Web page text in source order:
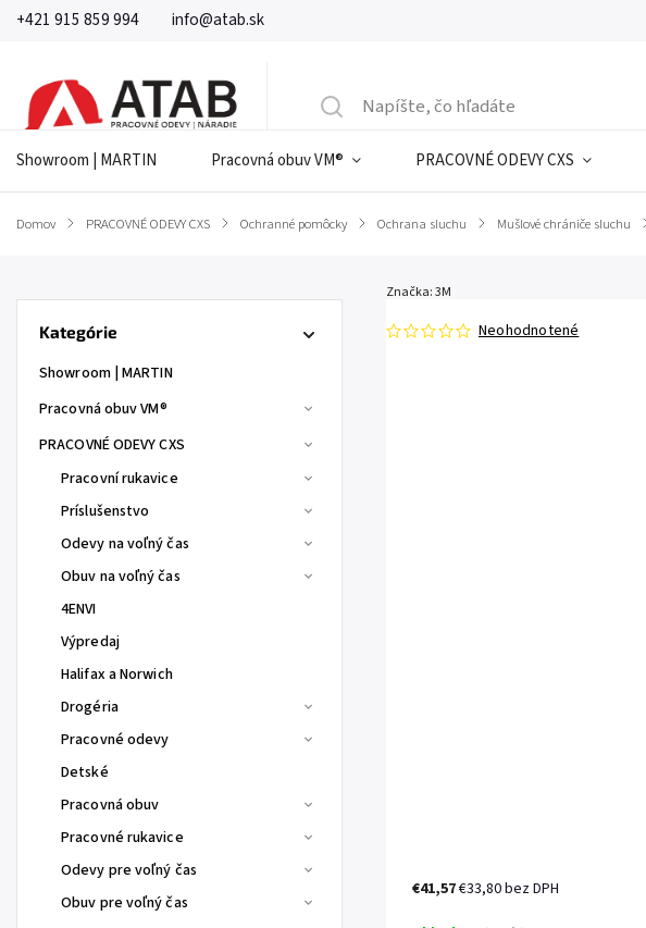
+421 915 859 994 info@atab.sk
Showroom | MARTIN Pracovná obuv VM® PRACOVNÉ ODEVY CXS
Domov / PRACOVNÉ ODEVY CXS / Ochranné pomôcky / Ochrana sluchu / Mušlové chrániče sluchu /
Kategórie
Showroom | MARTIN
Pracovná obuv VM®
PRACOVNÉ ODEVY CXS
Pracovní rukavice
Príslušenstvo
Odevy na voľný čas
Obuv na voľný čas
4ENVI
Výpredaj
Halifax a Norwich
Drogéria
Pracovné odevy
Detské
Pracovná obuv
Pracovné rukavice
Odevy pre voľný čas
Obuv pre voľný čas
Neohodnotené
Značka:3M
€41,57€33,80 bez DPH